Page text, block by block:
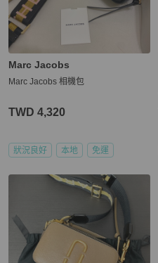
Marc Jacobs
Marc Jacobs 相機包
TWD 4,320
狀況良好 本地 免運